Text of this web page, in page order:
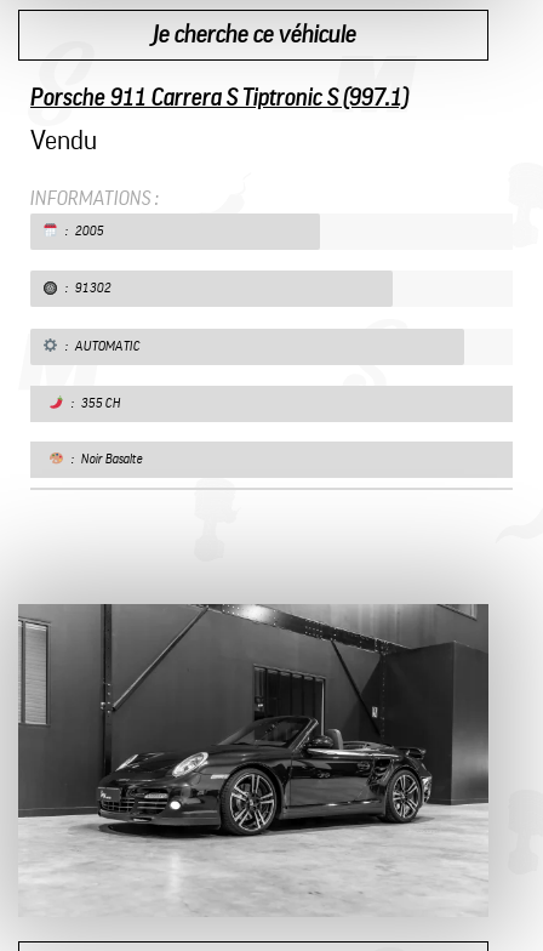
Je cherche ce véhicule
Porsche 911 Carrera S Tiptronic S (997.1)
Vendu
INFORMATIONS :
: 2005
: 91302
: AUTOMATIC
: 355 CH
: Noir Basalte